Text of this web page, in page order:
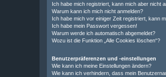
Ich habe mich registriert, kann mich aber nicht
Warum kann ich mich nicht anmelden?
Ich habe mich vor einiger Zeit registriert, kann
Ich habe mein Passwort vergessen!
Warum werde ich automatisch abgemeldet?
Wozu ist die Funktion „Alle Cookies löschen“?
Benutzerpräferenzen und -einstellungen
Wie kann ich meine Einstellungen ändern?
Wie kann ich verhindern, dass mein